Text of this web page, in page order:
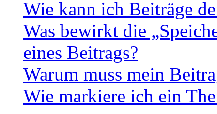
Wie kann ich Beiträge
Was bewirkt die
eines Beitrags?
Warum muss mein
Wie markiere ich ein